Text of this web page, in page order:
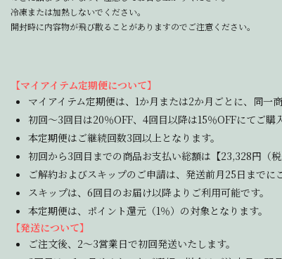
冷凍または加熱しないでください。
開封時に内容物が飛び散ることがありますのでご注意ください。
【マイアイテム定期便について】
マイアイテム定期便は、1か月または2か月ごとに、同一
初回～3回目は20％OFF、4回目以降は15％OFFにてご購
本定期便はご継続回数3回以上となります。
初回から3回目までの商品お支払い総額は【23,328円（税
ご解約およびスキップのご申請は、発送前月25日までに
スキップは、6回目のお届け以降よりご利用可能です。
本定期便は、ポイント還元（1％）の対象となります。
【発送について】
ご注文後、2～3営業日で初回発送いたします。